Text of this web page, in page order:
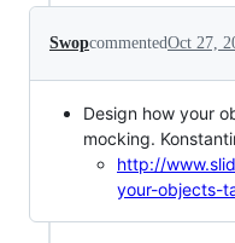
SwopcommentedOct 27,
Design how your
mocking.
http://
your-objects-